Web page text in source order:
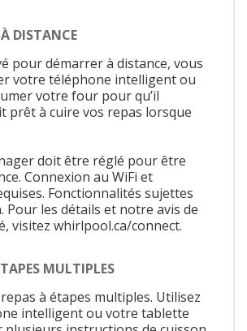
DISTANCE
pour démarrer à distance, vous
votre téléphone intelligent ou
votre four pour qu’il
prêt à cuire vos repas lorsque
doit être réglé pour être
Connexion au WiFi et
Fonctionnalités sujettes
Pour les détails et notre avis de
visitez whirlpool.ca/connect.
MULTIPLES
à étapes multiples. Utilisez
intelligent ou votre tablette